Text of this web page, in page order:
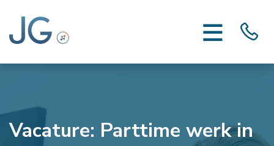
Vacature: Parttime werk in